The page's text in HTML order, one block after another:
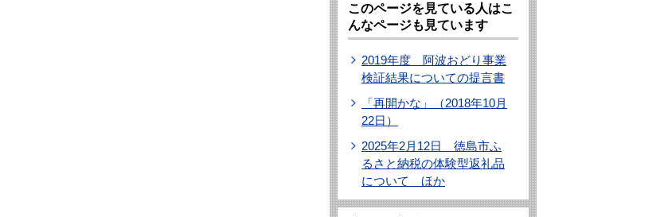
このページを見ている人はこ
んなページも見ています
2019年度 阿波おどり事業
検証結果についての提言書
「再開かな」（2018年10月
22日）
2025年2月12日 徳島市ふ
るさと納税の体験型返礼品
について ほか